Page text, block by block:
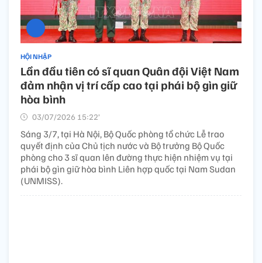
HỘI NHẬP
Lần đầu tiên có sĩ quan Quân đội Việt Nam
đảm nhận vị trí cấp cao tại phái bộ gìn giữ
hòa bình
03/07/2026 15:22’
Sáng 3/7, tại Hà Nội, Bộ Quốc phòng tổ chức Lễ trao
quyết định của Chủ tịch nước và Bộ trưởng Bộ Quốc
phòng cho 3 sĩ quan lên đường thực hiện nhiệm vụ tại
phái bộ gìn giữ hòa bình Liên hợp quốc tại Nam Sudan
(UNMISS).